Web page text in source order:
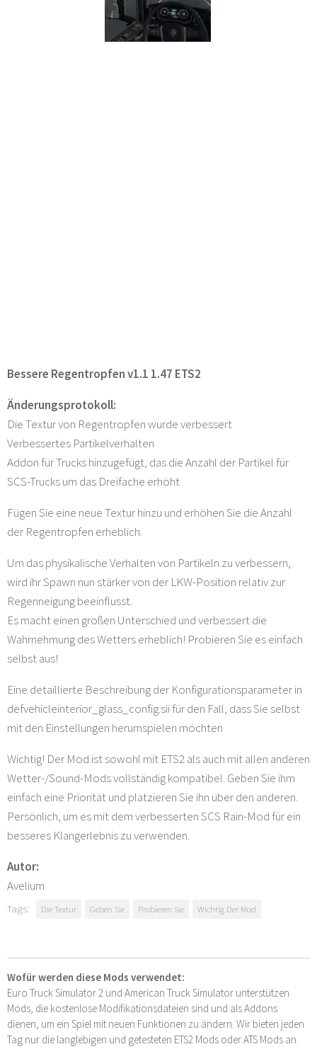
Bessere Regentropfen v1.1 1.47 ETS2
Änderungsprotokoll:
Die Textur von Regentropfen wurde verbessert
Verbessertes Partikelverhalten
Addon für Trucks hinzugefügt, das die Anzahl der Partikel für
SCS-Trucks um das Dreifache erhöht
Fügen Sie eine neue Textur hinzu und erhöhen Sie die Anzahl
der Regentropfen erheblich.
Um das physikalische Verhalten von Partikeln zu verbessern,
wird ihr Spawn nun stärker von der LKW-Position relativ zur
Regenneigung beeinflusst.
Es macht einen großen Unterschied und verbessert die
Wahrnehmung des Wetters erheblich! Probieren Sie es einfach
selbst aus!
Eine detaillierte Beschreibung der Konfigurationsparameter in
defvehicleinterior_glass_config.sii für den Fall, dass Sie selbst
mit den Einstellungen herumspielen möchten
Wichtig! Der Mod ist sowohl mit ETS2 als auch mit allen anderen
Wetter-/Sound-Mods vollständig kompatibel. Geben Sie ihm
einfach eine Priorität und platzieren Sie ihn über den anderen.
Persönlich, um es mit dem verbesserten SCS Rain-Mod für ein
besseres Klangerlebnis zu verwenden.
Autor:
Avelium
Tags: Die Textur Geben Sie Probieren Sie Wichtig Der Mod
Wofür werden diese Mods verwendet:
Euro Truck Simulator 2 und American Truck Simulator unterstützen
Mods, die kostenlose Modifikationsdateien sind und als Addons
dienen, um ein Spiel mit neuen Funktionen zu ändern. Wir bieten jeden
Tag nur die langlebigen und getesteten ETS2 Mods oder ATS Mods an.